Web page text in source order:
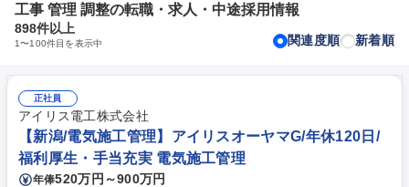
工事 管理 調整の転職・求人・中途採用情報
898件以上
1〜100件目を表示中 関連度順 新着順
正社員
アイリス電工株式会社
【新潟/電気施工管理】アイリスオーヤマG/年休120日/
福利厚生・手当充実 電気施工管理
年俸520万円～900万円